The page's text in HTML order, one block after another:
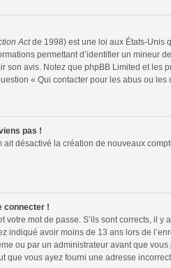
Actde 1998) est une loi aux États-Unis
permettant d’identifier un mineur
son avis. Notez que phpBB Limited et
« Qui contacter pour les abus ou
pas !
ait désactivé la création de nouveaux
connecter !
votre mot de passe. S’ils sont corrects, il y
indiqué avoir moins de 13 ans lors de
ou par un administrateur avant que
que vous ayez fourni une adresse